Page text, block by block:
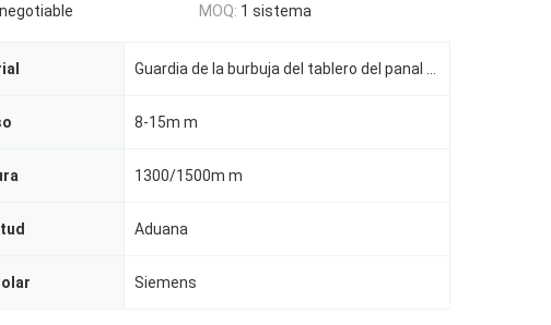
negotiable MOQ: 1 sistema
8-15m m
1300/1500m m
Aduana
Siemens